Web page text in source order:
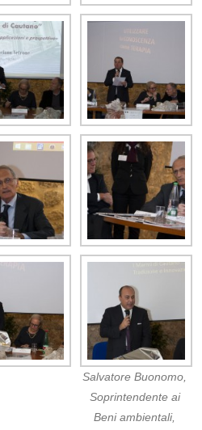
Salvatore Buonomo,
Soprintendente ai
Beni ambientali,